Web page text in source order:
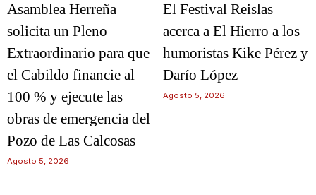
Asamblea Herreña
solicita un Pleno
Extraordinario para que
el Cabildo financie al
100 % y ejecute las
obras de emergencia del
Pozo de Las Calcosas
Agosto 5, 2026
El Festival Reislas
acerca a El Hierro a los
humoristas Kike Pérez y
Darío López
Agosto 5, 2026